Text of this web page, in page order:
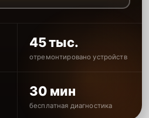
45 тыс.
отремонтировано устройств
30 мин
бесплатная диагностика